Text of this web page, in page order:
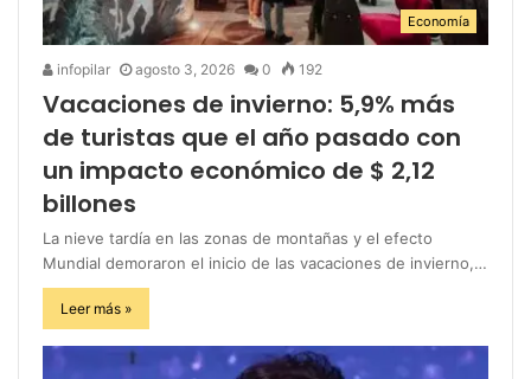
Economía
infopilar agosto 3, 2026 0 192
Vacaciones de invierno: 5,9% más
de turistas que el año pasado con
un impacto económico de $ 2,12
billones
La nieve tardía en las zonas de montañas y el efecto
Mundial demoraron el inicio de las vacaciones de invierno,…
Leer más »